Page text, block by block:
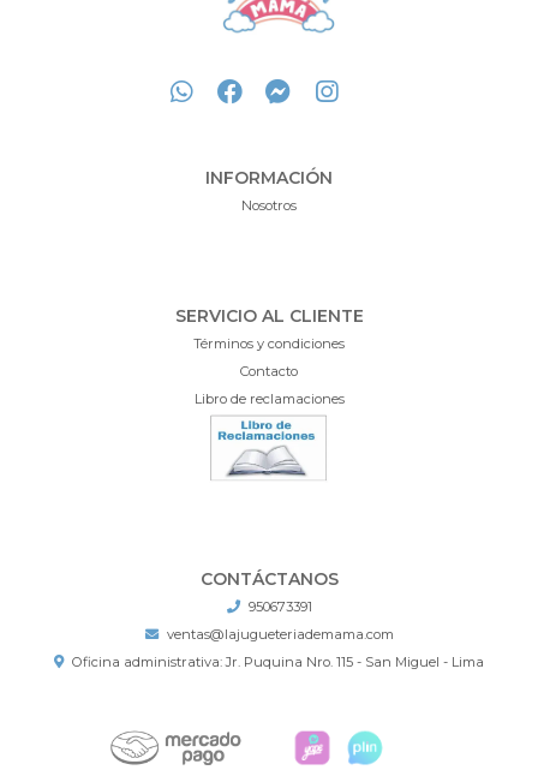
INFORMACIÓN
Nosotros
SERVICIO AL CLIENTE
Términos y condiciones
Contacto
Libro de reclamaciones
CONTÁCTANOS
950673391
ventas@lajugueteriademama.com
Oficina administrativa: Jr. Puquina Nro. 115 - San Miguel - Lima